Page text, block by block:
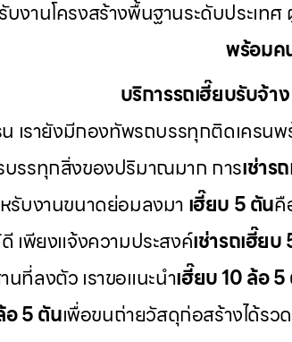
งานโครงสร้างพื้นฐานระดับประเทศ
พร้อมค
บริการรถเฮี๊ยบรับจ้
น เรายังมีกองทัพรถบรรทุกติดเคร
รรทุกสิ่งของปริมาณมาก การเช่าร
รับงานขนาดย่อมลงมา เฮี๊ยบ 5 ตันคื
เพียงแจ้งความประสงค์เช่ารถเฮี๊ยบ
ที่ลงตัว เราขอแนะนำเฮี๊ยบ 10 ล้อ
อ 5 ตันเพื่อขนถ่ายวัสดุก่อสร้างได้รว